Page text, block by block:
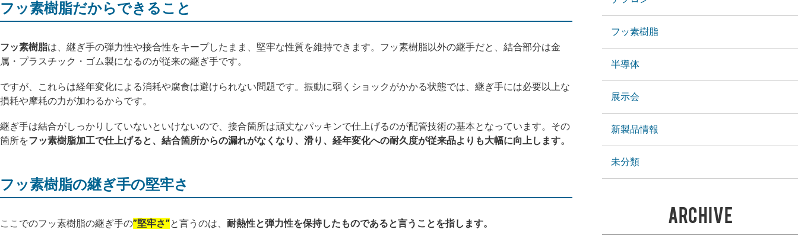
フッ素樹脂だからできること
フッ素樹脂は、継ぎ手の弾力性や接合性をキープしたまま、堅牢な性質を維持できます。フッ素樹脂以外の継手だと、結合部分は金
属・プラスチック・ゴム製になるのが従来の継ぎ手です。
ですが、これらは経年変化による消耗や腐食は避けられない問題です。振動に弱くショックがかかる状態では、継ぎ手には必要以上な
損耗や摩耗の力が加わるからです。
継ぎ手は結合がしっかりしていないといけないので、接合箇所は頑丈なパッキンで仕上げるのが配管技術の基本となっています。その
箇所をフッ素樹脂加工で仕上げると、結合箇所からの漏れがなくなり、滑り、経年変化への耐久度が従来品よりも大幅に向上します。
フッ素樹脂の継ぎ手の堅牢さ
ここでのフッ素樹脂の継ぎ手の”堅牢さ”と言うのは、 耐熱性と弾力性を保持したものであると言うことを指します。
フッ素樹脂
半導体
展示会
新製品情報
未分類
ARCHIVE